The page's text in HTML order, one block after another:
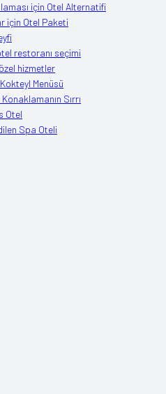
için Otel Alternatifi
için Otel Paketi
restoranı seçimi
hizmetler
Menüsü
Sırrı
Otel
Spa Oteli